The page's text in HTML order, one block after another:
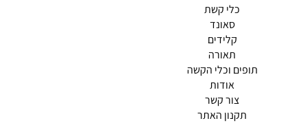
כלי קשת
סאונד
קלידים
תאורה
תופים וכלי הקשה
אודות
צור קשר
(current)
תקנון האתר